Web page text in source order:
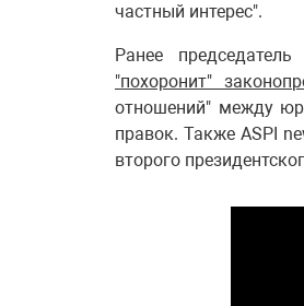
частный интерес".
Ранее
"похоронит"
отношений" между
правок. Также ASPI
второго